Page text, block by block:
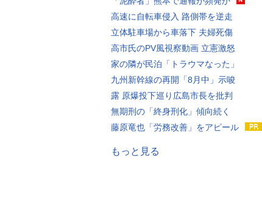
高速に自転車侵入 路側帯を逆走
立体駐車場から車落下 夫婦死傷
高市氏のPV風視察動画 立憲激怒
家の隣が民泊「トラウマなった」
九州新幹線の再開「8月中」示唆
露 原爆投下巡り広島市長を批判
無期刑の「終身刑化」傾向続く
藤原竜也「労務改善」をアピール
もっと見る